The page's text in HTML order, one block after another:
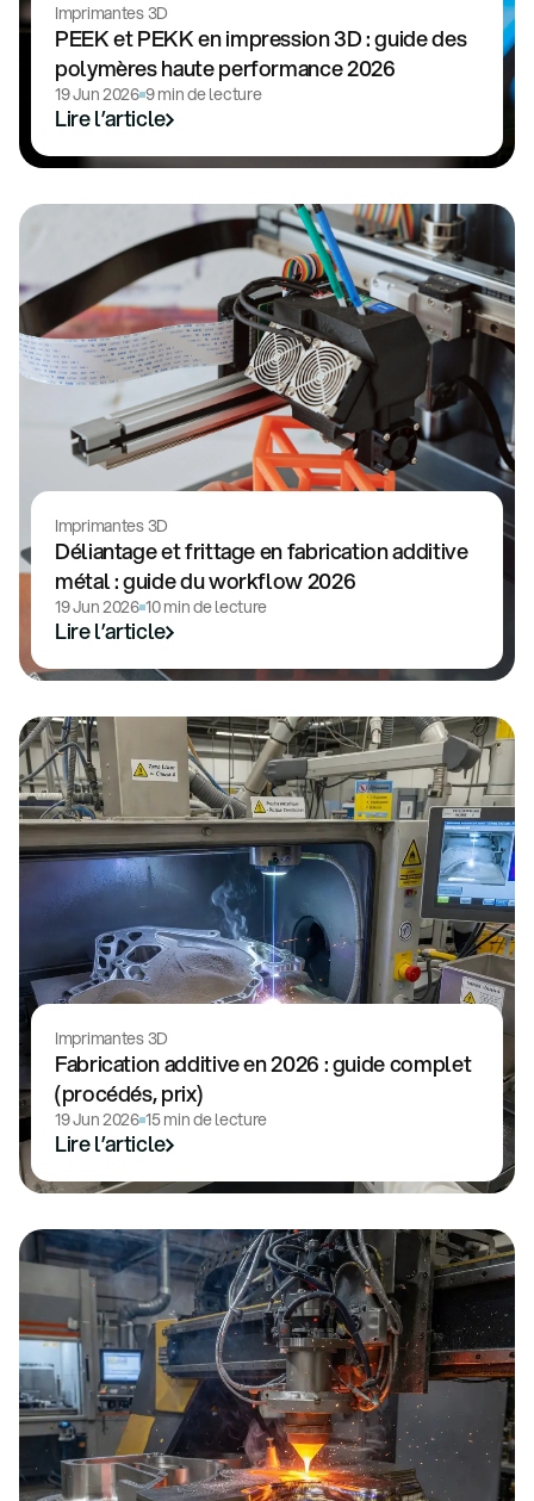
Imprimantes 3D
PEEK et PEKK en impression 3D : guide des
polymères haute performance 2026
19 Jun 2026 9 min de lecture
Lire l’article
Imprimantes 3D
Déliantage et frittage en fabrication additive
métal : guide du workflow 2026
19 Jun 2026 10 min de lecture
Lire l’article
Imprimantes 3D
Fabrication additive en 2026 : guide complet
(procédés, prix)
19 Jun 2026 15 min de lecture
Lire l’article